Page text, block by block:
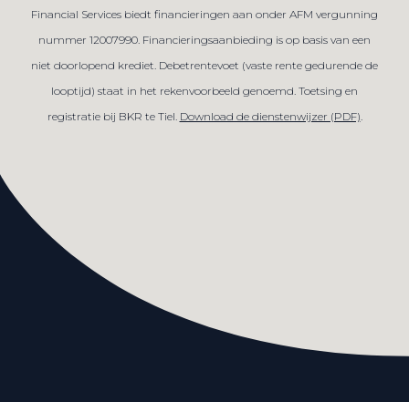
Financial Services biedt financieringen aan onder AFM vergunning
nummer 12007990. Financieringsaanbieding is op basis van een
niet doorlopend krediet. Debetrentevoet (vaste rente gedurende de
looptijd) staat in het rekenvoorbeeld genoemd. Toetsing en
registratie bij BKR te Tiel. Download de dienstenwijzer (PDF).